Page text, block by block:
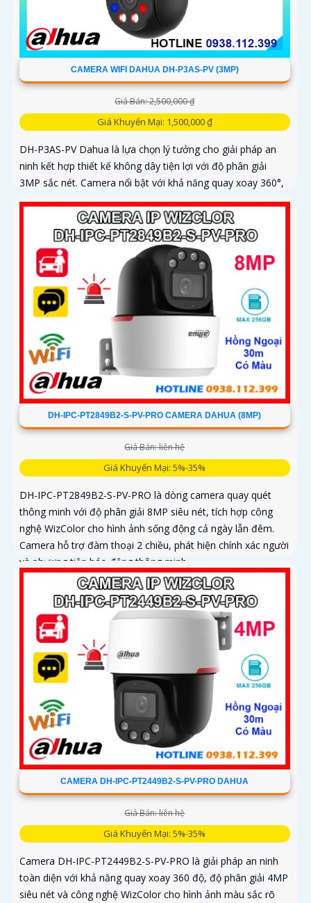
CAMERA WIFI DAHUA DH-P3AS-PV (3MP)
Giá Bán: 2,500,000 ₫
Giá Khuyến Mại: 1,500,000 ₫
DH-P3AS-PV Dahua là lựa chọn lý tưởng cho giải pháp an
ninh kết hợp thiết kế không dây tiện lợi với độ phân giải
3MP sắc nét. Camera nổi bật với khả năng quay xoay 360°,
phát hiện chính xác người và phương tiện, cảnh báo tức thì
bằng đèn nháy và còi hú
DH-IPC-PT2849B2-S-PV-PRO CAMERA DAHUA (8MP)
Giá Bán: liên hệ
Giá Khuyến Mại: 5%-35%
DH-IPC-PT2849B2-S-PV-PRO là dòng camera quay quét
thông minh với độ phân giải 8MP siêu nét, tích hợp công
nghệ WizColor cho hình ảnh sống động cả ngày lẫn đêm.
Camera hỗ trợ đàm thoại 2 chiều, phát hiện chính xác người
và phương tiện báo động thông minh
CAMERA DH-IPC-PT2449B2-S-PV-PRO DAHUA
Giá Bán: liên hệ
Giá Khuyến Mại: 5%-35%
Camera DH-IPC-PT2449B2-S-PV-PRO là giải pháp an ninh
toàn diện với khả năng quay xoay 360 độ, độ phân giải 4MP
siêu nét và công nghệ WizColor cho hình ảnh màu sắc rõ